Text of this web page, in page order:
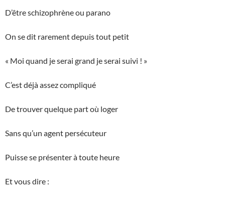
D’être schizophrène ou parano
On se dit rarement depuis tout petit
« Moi quand je serai grand je serai suivi ! »
C’est déjà assez compliqué
De trouver quelque part où loger
Sans qu’un agent persécuteur
Puisse se présenter à toute heure
Et vous dire :